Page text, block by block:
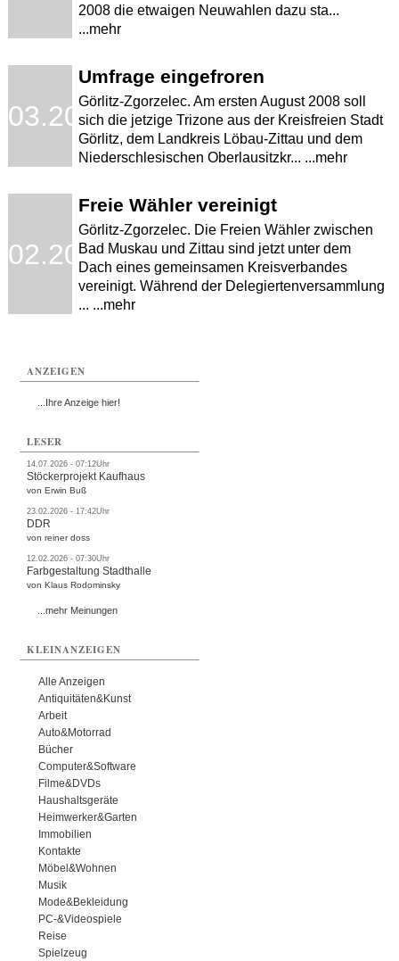
2008 die etwaigen Neuwahlen dazu sta...
...mehr
Umfrage eingefroren
Görlitz-Zgorzelec. Am ersten August 2008 soll
sich die jetzige Trizone aus der Kreisfreien Stadt
Görlitz, dem Landkreis Löbau-Zittau und dem
Niederschlesischen Oberlausitzkr... ...mehr
Freie Wähler vereinigt
Görlitz-Zgorzelec. Die Freien Wähler zwischen
Bad Muskau und Zittau sind jetzt unter dem
Dach eines gemeinsamen Kreisverbandes
vereinigt. Während der Delegiertenversammlung
... ...mehr
ANZEIGEN
...Ihre Anzeige hier!
LESER
14.07.2026 - 07:12Uhr
Stöckerprojekt Kaufhaus
von Erwin Buß
23.02.2026 - 17:42Uhr
DDR
von reiner doss
12.02.2026 - 07:30Uhr
Farbgestaltung Stadthalle
von Klaus Rodominsky
...mehr Meinungen
KLEINANZEIGEN
Alle Anzeigen
Antiquitäten&Kunst
Arbeit
Auto&Motorrad
Bücher
Computer&Software
Filme&DVDs
Haushaltsgeräte
Heimwerker&Garten
Immobilien
Kontakte
Möbel&Wohnen
Musik
Mode&Bekleidung
PC-&Videospiele
Reise
Spielzeug